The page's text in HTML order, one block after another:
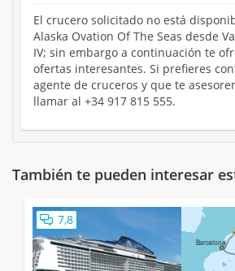
El crucero solicitado no está
Alaska Ovation Of The Seas desde
IV; sin embargo a continuación te
ofertas interesantes. Si prefieres
agente de cruceros y que te
llamar al +34 917 815 555.
También te pueden interesar
7,8